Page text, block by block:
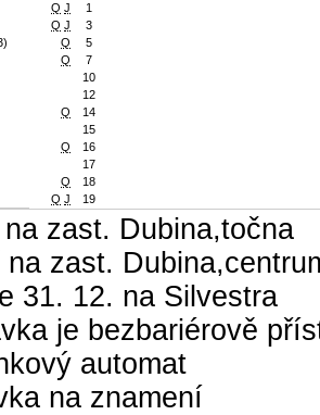
Q J
1
Q J
3
Q
5
Q
7
10
12
Q
14
15
Q
16
17
Q
18
Q J 19
zast. Dubina,točna
zast.
31. 12. na Silvestra
je bezbariérově
automat
na znamení